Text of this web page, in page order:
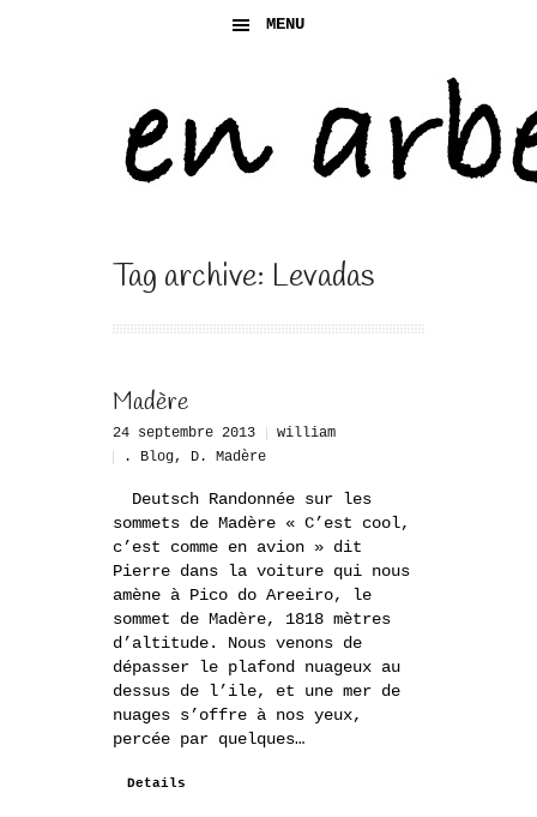
MENU
Tag archive: Levadas
Madère
24 septembre 2013
william
. Blog, D. Madère
Deutsch Randonnée sur les
sommets de Madère « C’est cool,
c’est comme en avion » dit
Pierre dans la voiture qui nous
amène à Pico do Areeiro, le
sommet de Madère, 1818 mètres
d’altitude. Nous venons de
dépasser le plafond nuageux au
dessus de l’ile, et une mer de
nuages s’offre à nos yeux,
percée par quelques…
Details